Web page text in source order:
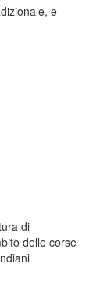
e
di
delle corse